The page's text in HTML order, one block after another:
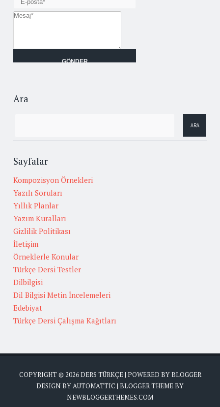
Ara
Sayfalar
Kompozisyon Örnekleri
Yazılı Soruları
Yıllık Planlar
Yazım Kuralları
Gizlilik Politikası
İletişim
Örneklerle Konular
Türkçe Dersi Testler
Dilbilgisi
Dil Bilgisi Metin İncelemeleri
Edebiyat
Türkçe Dersi Çalışma Kağıtları
COPYRIGHT © 2026DERS TÜRKÇE| POWERED BYBLOGGER
DESIGN BYAUTOMATTIC | BLOGGER THEME BY
NEWBLOGGERTHEMES.COM